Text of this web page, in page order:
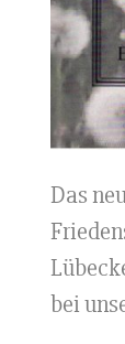
Das
bei